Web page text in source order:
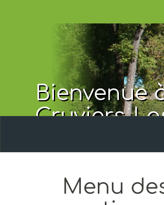
Bienvenue
Cruviers-
Menu